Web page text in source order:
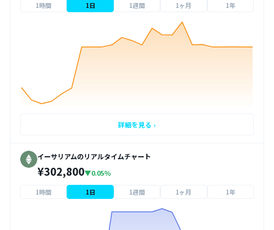
1時間 1日 1週間 1ヶ月 1年
詳細を見る ›
イーサリアムのリアルタイムチャート
¥302,800▼0.05%
1時間 1日 1週間 1ヶ月 1年